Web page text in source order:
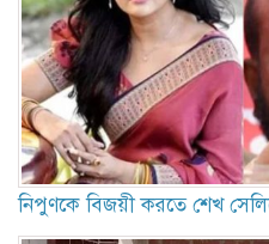
নিপুণকে বিজয়ী করতে শেখ